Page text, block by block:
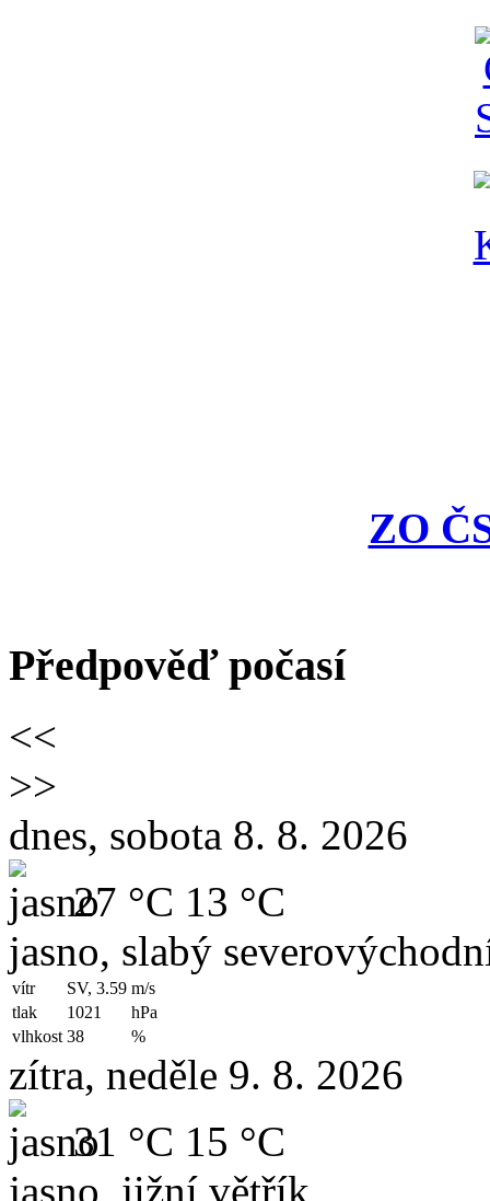
ZO
Předpověď počasí
<<
>>
dnes, sobota 8. 8. 2026
27 °C 13 °C
jasno, slabý
vítr SV, 3.59 m/s
tlak
1021
hPa
vlhkost 38 %
zítra, neděle 9. 8. 2026
31 °C 15 °C
jasno, jižní větřík